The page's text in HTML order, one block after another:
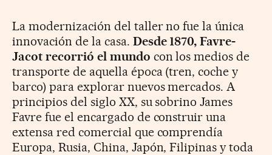
La modernización del taller no fue la única
innovación de la casa. Desde 1870, Favre-
Jacot recorrió el mundo con los medios de
transporte de aquella época (tren, coche y
barco) para explorar nuevos mercados. A
principios del siglo XX, su sobrino James
Favre fue el encargado de construir una
extensa red comercial que comprendía
Europa, Rusia, China, Japón, Filipinas y toda